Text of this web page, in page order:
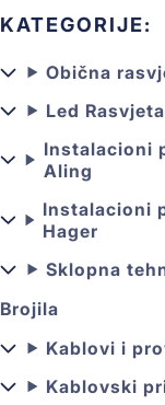
KATEGORIJE:
Obična
Led Rasvjeta
Instalacioni
Aling
Instalacioni
Hager
Sklopna
Brojila
Kablovi i
Kablovski